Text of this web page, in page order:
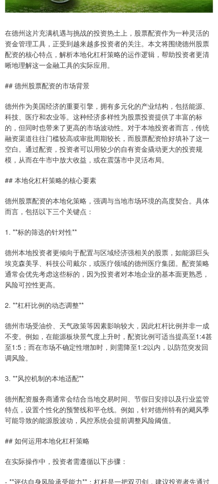
在德州这片充满机遇与挑战的投资热土上，股票配资作为一种灵活的
资金管理工具，正受到越来越多投资者的关注。本文将围绕德州股票
配资的核心特点，解析本地化杠杆策略的运作逻辑，帮助投资者更清
晰地理解这一金融工具的实际应用。
## 德州股票配资的市场背景
德州作为美国经济的重要引擎，拥有多元化的产业结构，包括能源、
科技、医疗和农业等。这种经济多样性为股票投资提供了丰富的标
的，但同时也带来了更高的市场波动性。对于本地投资者而言，传统
融资渠道往往门槛较高或审批周期较长，而股票配资恰好填补了这一
空白。通过配资，投资者可以用较少的自有资金撬动更大的投资规
模，从而在牛市中放大收益，或在震荡市中灵活布局。
## 本地化杠杆策略的核心要素
德州股票配资的本地化策略，强调与当地市场环境的高度契合。具体
而言，包括以下三个关键点：
1. **标的筛选的针对性**
德州本地投资者更倾向于配置与区域经济强相关的股票，如能源巨头
埃克森美孚、科技公司戴尔，或医疗领域的德州医疗集团。配资策略
通常会优先考虑这些标的，因为投资者对本地企业的基本面更熟悉，
风险可控性更高。
2. **杠杆比例的动态调整**
德州市场受油价、天气政策等因素影响较大，因此杠杆比例并非一成
不变。例如，在能源板块景气度上升时，配资比例可适当提高至1:4甚
至1:5；而在市场不确定性增加时，则需降至1:2以内，以防范突发回
调风险。
3. **风控机制的本地适配**
德州配资服务商通常会结合当地交易时间、节假日安排以及行业监管
特点，设置个性化的预警线和平仓线。例如，针对德州特有的飓风季
可能导致的能源股波动，风控系统会提前调整风险阈值。
## 如何运用本地化杠杆策略
在实际操作中，投资者需遵循以下步骤：
- **评估自身风险承受能力**：杠杆是一把双刃剑，建议投资者先通过